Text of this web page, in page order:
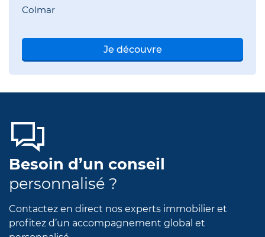
Colmar
Je découvre
Besoin d’un conseil
personnalisé ?
Contactez en direct nos experts immobilier et
profitez d’un accompagnement global et